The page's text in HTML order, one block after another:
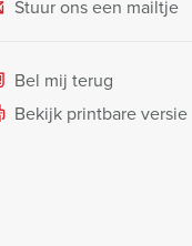
Stuur ons een mailtje
Bel mij terug
Bekijk printbare versie